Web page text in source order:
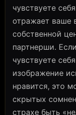
чувствуете
отражает ваше
собственной
партнерши.
чувствуете
изображение
нравится, это
скрытых
страхе быть